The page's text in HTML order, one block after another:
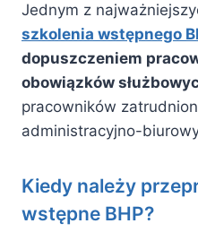
Jednym z
szkolenia wstępnego
dopuszczeniem
obowiązków
pracowników
administracyjno-
Kiedy należy
wstępne BHP?